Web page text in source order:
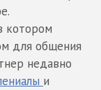
котором
для общения
недавно
и